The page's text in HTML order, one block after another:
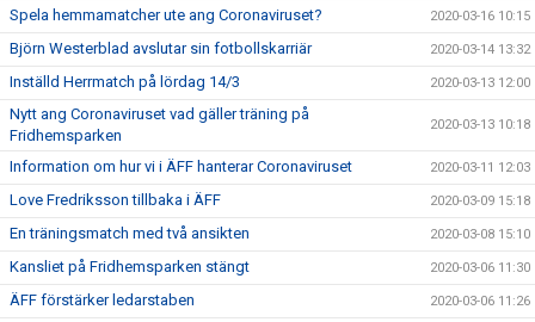
Spela hemmamatcher ute ang Coronaviruset? 2020-03-16 10:15
Björn Westerblad avslutar sin fotbollskarriär 2020-03-14 13:32
Inställd Herrmatch på lördag 14/3 2020-03-13 12:00
Nytt ang Coronaviruset vad gäller träning på
Fridhemsparken
2020-03-13 10:18
Information om hur vi i ÄFF hanterar Coronaviruset 2020-03-11 12:03
Love Fredriksson tillbaka i ÄFF 2020-03-09 15:18
En träningsmatch med två ansikten 2020-03-08 15:10
Kansliet på Fridhemsparken stängt 2020-03-06 11:30
ÄFF förstärker ledarstaben 2020-03-06 11:26